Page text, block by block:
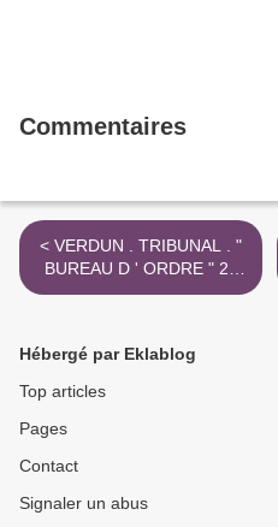
Commentaires
< VERDUN . TRIBUNAL . "
BUREAU D ' ORDRE " 23
FEVRIER 2024
Hébergé par Eklablog
Top articles
Pages
Contact
Signaler un abus